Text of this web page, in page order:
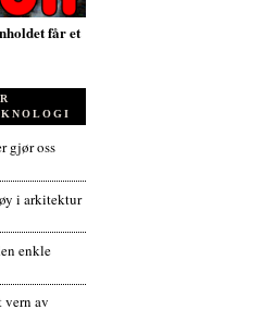
får et
gjør oss
i arkitektur
enkle
vern av